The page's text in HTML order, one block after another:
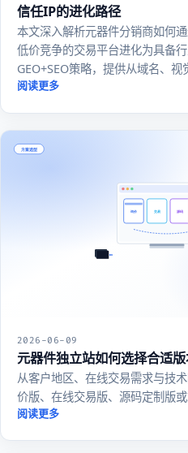
信任IP的进化路径
本文深入解析元器件分销商如何
低价竞争的交易平台进化为具备
GEO+SEO策略，提供从域名、
整路线图，助力分销商在B2B市场
阅读更多
2026-06-09
元器件独立站如何选择合适版
从客户地区、在线交易需求与技
价版、在线交易版、源码定制版或
阅读更多